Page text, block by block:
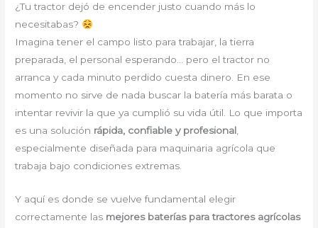
¿Tu tractor dejó de encender justo cuando más lo
necesitabas?
Imagina tener el campo listo para trabajar, la tierra
preparada, el personal esperando… pero el tractor no
arranca y cada minuto perdido cuesta dinero. En ese
momento no sirve de nada buscar la batería más barata o
intentar revivir la que ya cumplió su vida útil. Lo que importa
es una solución rápida, confiable y profesional,
especialmente diseñada para maquinaria agrícola que
trabaja bajo condiciones extremas.
Y aquí es donde se vuelve fundamental elegir
correctamente las mejores baterías para tractores agrícolas